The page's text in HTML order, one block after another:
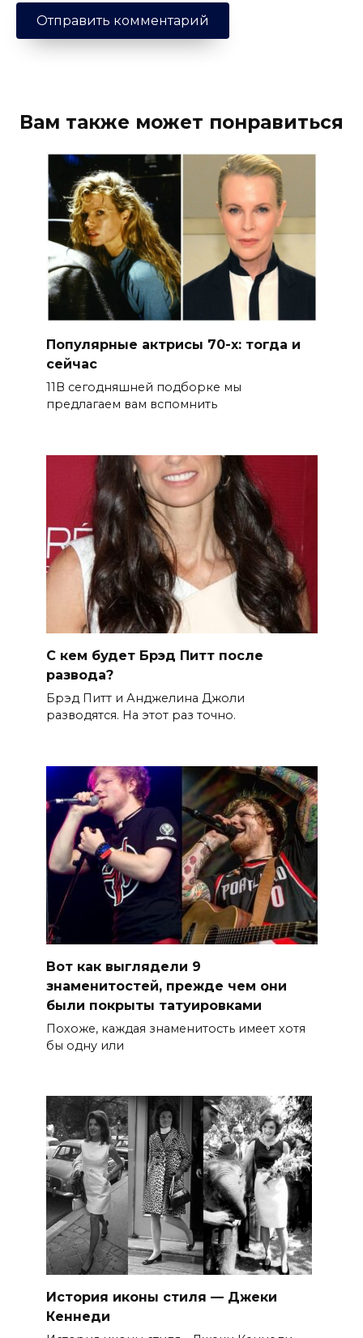
Вам также может понравиться
Популярные актрисы 70-х: тогда и
сейчас
11В сегодняшней подборке мы
предлагаем вам вспомнить
С кем будет Брэд Питт после
развода?
Брэд Питт и Анджелина Джоли
разводятся. На этот раз точно.
Вот как выглядели 9
знаменитостей, прежде чем они
были покрыты татуировками
Похоже, каждая знаменитость имеет хотя
бы одну или
История иконы стиля — Джеки
Кеннеди